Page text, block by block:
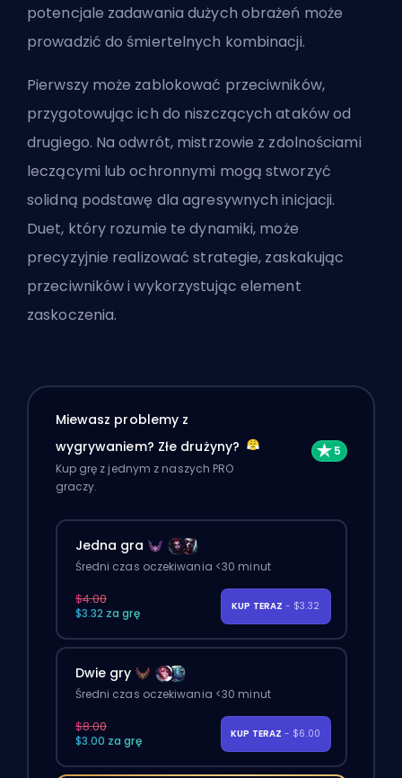
potencjale zadawania dużych obrażeń może
prowadzić do śmiertelnych kombinacji.
Pierwszy może zablokować przeciwników,
przygotowując ich do niszczących ataków od
drugiego. Na odwrót, mistrzowie z zdolnościami
leczącymi lub ochronnymi mogą stworzyć
solidną podstawę dla agresywnych inicjacji.
Duet, który rozumie te dynamiki, może
precyzyjnie realizować strategie, zaskakując
przeciwników i wykorzystując element
zaskoczenia.
Miewasz problemy z
wygrywaniem? Złe drużyny?
Kup grę z jednym z naszych PRO
graczy.
Jedna gra
Średni czas oczekiwania <30 minut
$4.00
$3.32 za grę
KUP TERAZ - $3.32
Dwie gry
Średni czas oczekiwania <30 minut
$8.00
$3.00 za grę
KUP TERAZ - $6.00